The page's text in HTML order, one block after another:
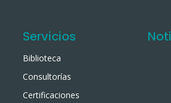
Servicios
Biblioteca
Consultorías
Certificaciones